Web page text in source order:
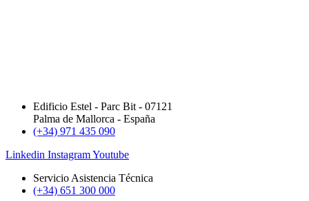
Edificio Estel - Parc Bit - 07121
Palma de Mallorca - España
(+34) 971 435 090
Linkedin InstagramYoutube
Servicio Asistencia Técnica
(+34) 651 300 000